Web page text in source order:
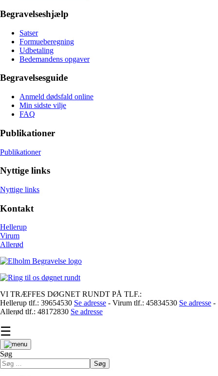
Begravelseshjælp
Satser
Formueberegning
Udbetaling
Bedemandens opgaver
Begravelsesguide
Anmeld dødsfald online
Min sidste vilje
FAQ
Publikationer
Publikationer
Nyttige links
Nyttige links
Kontakt
Hellerup
Virum
Allerød
VI TRÆFFES DØGNET RUNDT PÅ TLF.:
Hellerup tlf.: 39654530 Se adresse - Virum tlf.: 45834530 Se adresse -
Allerød tlf.: 48172830 Se adresse
☰
Søg
Søg